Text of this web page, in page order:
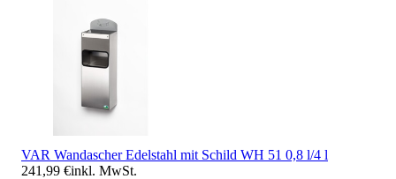
VAR Wandascher Edelstahl mit Schild WH 51 0,8 l/4 l
241,99 €inkl. MwSt.